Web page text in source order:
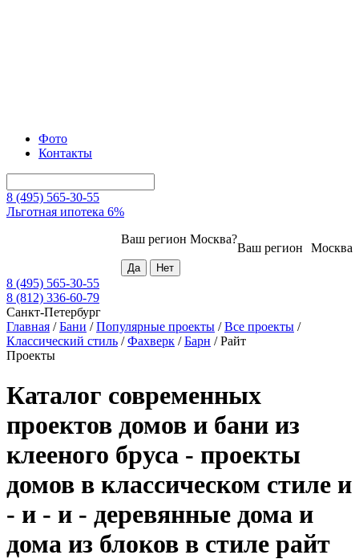
Фото
Контакты
8 (495) 565-30-55
Льготная ипотека 6%
Москва
Ваш регион
Ваш регион Москва?
8 (495) 565-30-55
8 (812) 336-60-79
Санкт-Петербург
Главная /Бани /Популярные проекты /Все проекты /
Классический стиль /Фахверк /Барн /Райт
Проекты
Каталог современных
проектов домов и бани из
клееного бруса - проекты
домов в классическом стиле и
- и - и - деревянные дома и
дома из блоков в стиле райт